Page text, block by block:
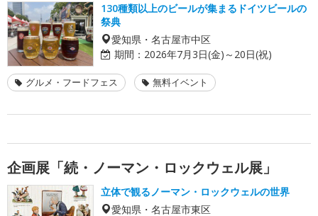
130種類以上のビールが集まるドイツビールの
祭典
愛知県・名古屋市中区
期間： 2026年7月3日(金)～20日(祝)
グルメ・フードフェス 無料イベント
企画展「続・ノーマン・ロックウェル展」
立体で観るノーマン・ロックウェルの世界
愛知県・名古屋市東区